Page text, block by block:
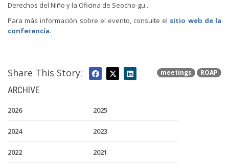
Derechos del Niño y la Oficina de Seocho-gu..
Para más información sobre el evento, consulte el sitio web de la
conferencia.
meetings ROAP
Share This Story:
ARCHIVE
2026 2025
2024 2023
2022 2021